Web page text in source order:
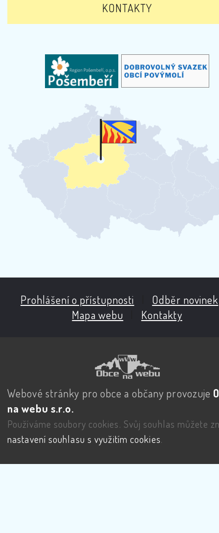
KONTAKTY
Prohlášení o přístupnosti Odběr novinek
Mapa webu
Kontakty
Webové stránky pro obce a občany provozuje
na webu s.r.o.
Používáme soubory cookies. Svůj souhlas můžete
nastavení souhlasu s využitím cookies.